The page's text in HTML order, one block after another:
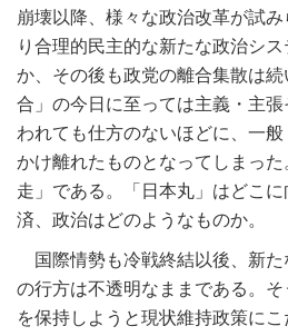
崩壊以降、様々な政治改革が試
り合理的民主的な新たな政治シ
か、その後も政党の離合集散は
合」の今日に至っては主義・主
われても仕方のないほどに、一
かけ離れたものとなってしまっ
走」である。「日本丸」はどこ
済、政治はどのようなものか。
国際情勢も冷戦終結以後、新た
の行方は不透明なままである。そ
を保持しようと現状維持政策に